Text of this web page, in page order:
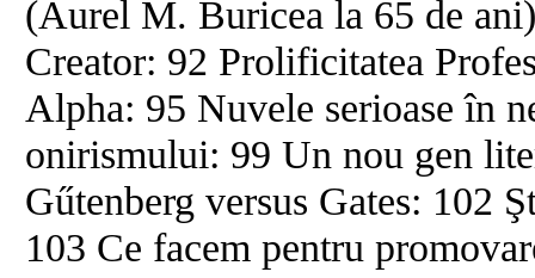
(Aurel M. Buricea la 65 de
Creator: 92 Prolificitatea
Alpha: 95 Nuvele serioase în
onirismului: 99 Un nou gen
Gűtenberg versus Gates: 102
103 Ce facem pentru